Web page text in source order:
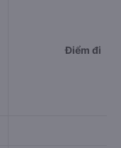
Điểm đi